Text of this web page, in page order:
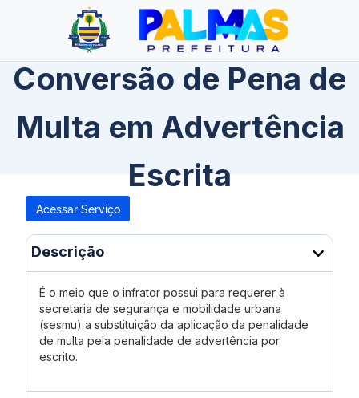
Conversão de Pena de
Multa em Advertência
Escrita
Acessar Serviço
Descrição
É o meio que o infrator possui para requerer à
secretaria de segurança e mobilidade urbana
(sesmu) a substituição da aplicação da penalidade
de multa pela penalidade de advertência por
escrito.